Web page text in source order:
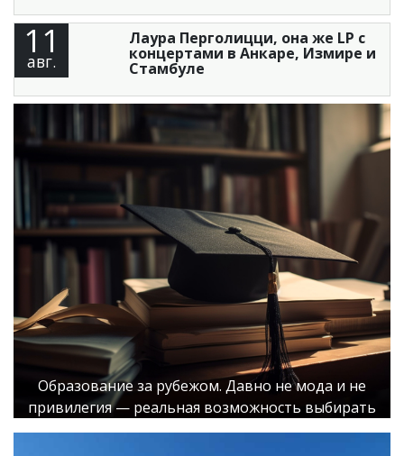
11
авг.
Лаура Перголицци, она же LP с
концертами в Анкаре, Измире и
Стамбуле
Образование за рубежом. Давно не мода и не
привилегия — реальная возможность выбирать